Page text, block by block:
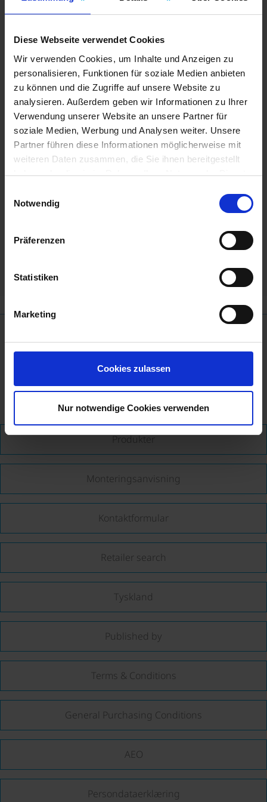
Diese Webseite verwendet Cookies
Wir verwenden Cookies, um Inhalte und Anzeigen zu
personalisieren, Funktionen für soziale Medien anbieten
zu können und die Zugriffe auf unsere Website zu
analysieren. Außerdem geben wir Informationen zu Ihrer
Verwendung unserer Website an unsere Partner für
soziale Medien, Werbung und Analysen weiter. Unsere
Partner führen diese Informationen möglicherweise mit
weiteren Daten zusammen, die Sie ihnen bereitgestellt
haben oder die sie im Rahmen Ihrer Nutzung der Dienste
Impressum
Notwendig
Präferenzen
Statistiken
Marketing
Cookies zulassen
Nur notwendige Cookies verwenden
Downloads
Certifikat ISO 9001
0.32 MB)
Stier til bæredygtighed
1.64 MB
Social Media
Produkter
Monteringsanvisning
Kontaktformular
Retailer search
Tyskland
Published by
Terms & Conditions
General Purchasing Conditions
AEO
Persondataerklæring